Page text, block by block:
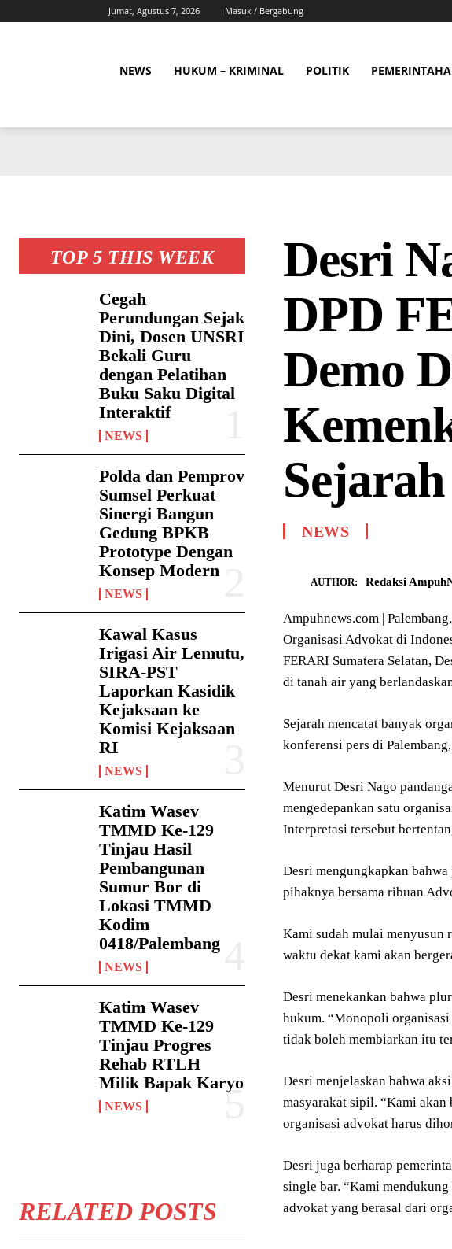
Jumat, Agustus 7, 2026 Masuk / Bergabung
NEWS HUKUM – KRIMINAL POLITIK
TOP 5 THIS WEEK
Cegah
Perundungan Sejak
Dini, Dosen UNSRI
Bekali Guru
dengan Pelatihan
Buku Saku Digital
Interaktif
NEWS
Polda dan Pemprov
Sumsel Perkuat
Sinergi Bangun
Gedung BPKB
Prototype Dengan
Konsep Modern
NEWS
Kawal Kasus
Irigasi Air Lemutu,
SIRA-PST
Laporkan Kasidik
Kejaksaan ke
Komisi Kejaksaan
RI
NEWS
Katim Wasev
TMMD Ke-129
Tinjau Hasil
Pembangunan
Sumur Bor di
Lokasi TMMD
Kodim
0418/Palembang
NEWS
Katim Wasev
TMMD Ke-129
Tinjau Progres
Rehab RTLH
Milik Bapak Karyo
NEWS
RELATED POSTS
Desri
DPD
Demo
NEWS
AUTHOR: Redaksi
Ampuhnews.com |
Organisasi Advokat di
FERARI Sumatera Selatan,
di tanah air yang
Sejarah mencatat banyak
konferensi pers di
Menurut Desri Nago
mengedepankan satu
Interpretasi tersebut
Desri mengungkapkan
pihaknya bersama ribuan
Kami sudah mulai menyusun
waktu dekat kami akan
Desri menekankan bahwa
hukum. “Monopoli
tidak boleh membiarkan itu
Desri menjelaskan bahwa
masyarakat sipil. “Kami
organisasi advokat harus
Desri juga berharap
single bar. “Kami
advokat yang berasal dari